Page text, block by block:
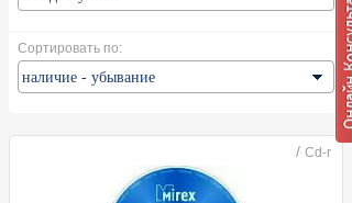
Сортировать по:
/ Cd-r